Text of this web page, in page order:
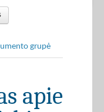
grupė
apie